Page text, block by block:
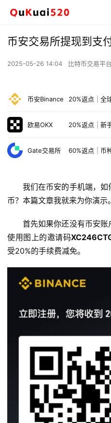
币安交易所提现到支
2025-05-26 14:04 比特币交易平
币安Binance 20%返点 全
欧易OKX 20%返点 新
Gate交易所 60%返点 币
我们在币安的手机端，
币？本篇文章我就来为你演示。
首先如果你还没有币安账
使用图上的邀请码
受20%的手续费减免。